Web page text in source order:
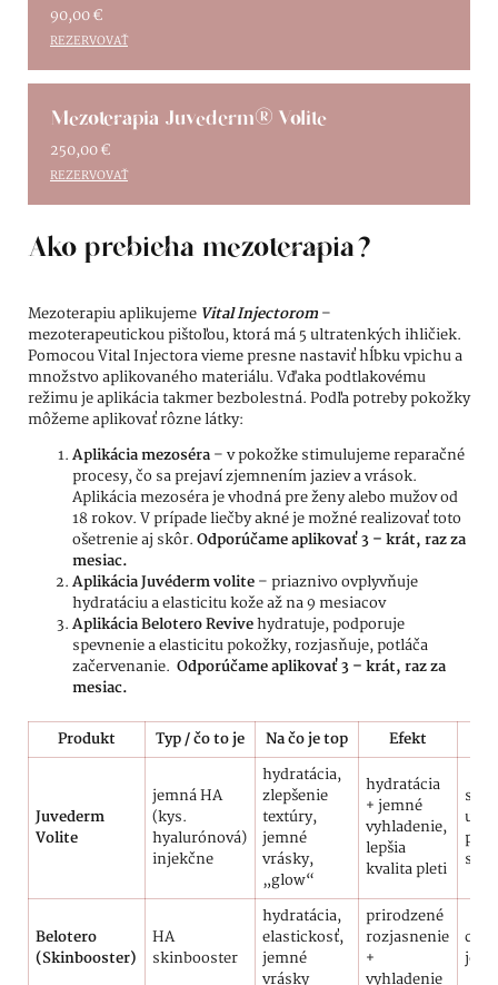
90,00€
REZERVOVAŤ
Mezoterapia Juvederm® Volite
250,00€
REZERVOVAŤ
Ako prebieha mezoterapia?
Mezoterapiu aplikujeme Vital Injectorom–
mezoterapeutickou pištoľou, ktorá má 5 ultratenkých ihličiek.
Pomocou Vital Injectora vieme presne nastaviť hĺbku vpichu a
množstvo aplikovaného materiálu. Vďaka podtlakovému
režimu je aplikácia takmer bezbolestná. Podľa potreby pokožky
môžeme aplikovať rôzne látky:
Aplikácia mezoséra– v pokožke stimulujeme reparačné
procesy, čo sa prejaví zjemnením jaziev a vrások.
Aplikácia mezoséra je vhodná pre ženy alebo mužov od
18 rokov. V prípade liečby akné je možné realizovať toto
ošetrenie aj skôr.Odporúčame aplikovať 3 – krát, raz za
mesiac.
Aplikácia Juvéderm volite– priaznivo ovplyvňuje
hydratáciu a elasticitu kože až na 9 mesiacov
Aplikácia Belotero Revivehydratuje, podporuje
spevnenie a elasticitu pokožky, rozjasňuje, potláča
začervenanie. Odporúčame aplikovať 3 – krát, raz za
mesiac.
Produkt Typ / čo to je Na čo je top Efekt
Juvederm
Volite
jemná HA
(kys.
hyalurónová)
injekčne
hydratácia,
zlepšenie
textúry,
jemné
vrásky,
„glow“
hydratácia
+ jemné
vyhladenie,
lepšia
kvalita pleti
Belotero
(Skinbooster)
HA
skinbooster
hydratácia,
elastickosť,
jemné
vrásky
prirodzené
rozjasnenie
+
vyhladenie